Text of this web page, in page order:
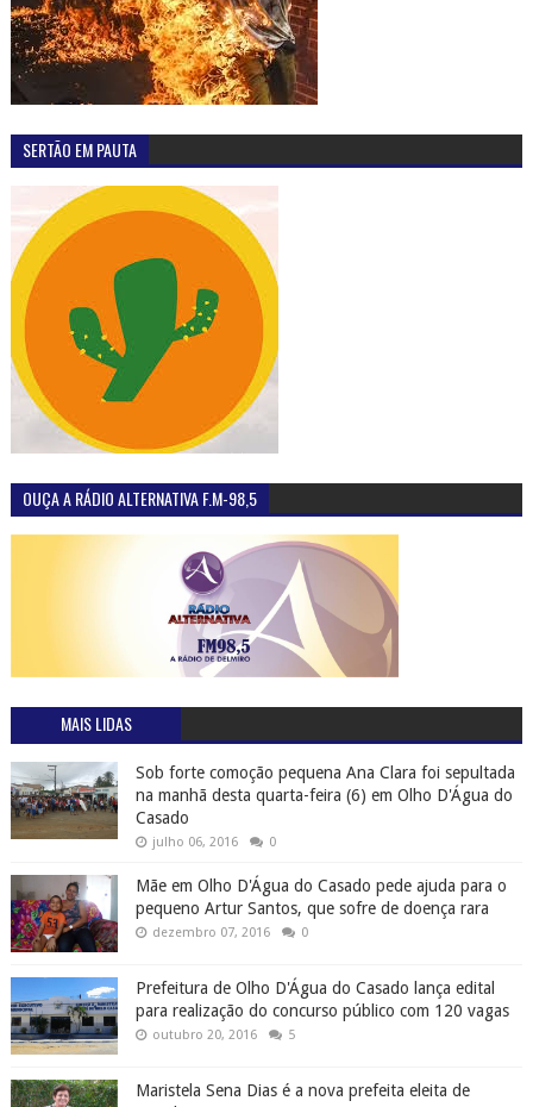
SERTÃO EM PAUTA
OUÇA A RÁDIO ALTERNATIVA F.M-98,5
MAIS LIDAS
Sob forte comoção pequena Ana Clara foi sepultada
na manhã desta quarta-feira (6) em Olho D'Água do
Casado
julho 06, 2016 0
Mãe em Olho D'Água do Casado pede ajuda para o
pequeno Artur Santos, que sofre de doença rara
dezembro 07, 2016 0
Prefeitura de Olho D'Água do Casado lança edital
para realização do concurso público com 120 vagas
outubro 20, 2016 5
Maristela Sena Dias é a nova prefeita eleita de